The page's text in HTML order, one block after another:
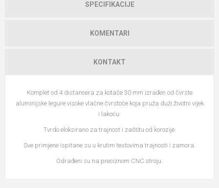
SPECIFIKACIJE
KOMENTARI
KONTAKT
Komplet od 4 distancera za kotače 30 mm izrađen od čvrste
aluminijske legure visoke vlačne čvrstoće koja pruža duži životni vijek
i lakoću:
Tvrdo eloksirano za trajnost i zaštitu od korozije.
Sve primjene ispitane su u krutim testovima trajnosti i zamora.
Odrađeni su na preciznom CNC stroju.